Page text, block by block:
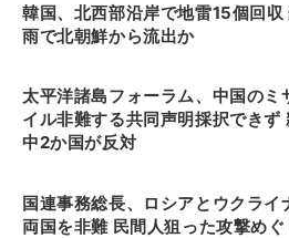
韓国、北西部沿岸で地雷15個回収
雨で北朝鮮から流出か
太平洋諸島フォーラム、中国のミ
イル非難する共同声明採択できず
中2か国が反対
国連事務総長、ロシアとウクライ
両国を非難 民間人狙った攻撃めぐ